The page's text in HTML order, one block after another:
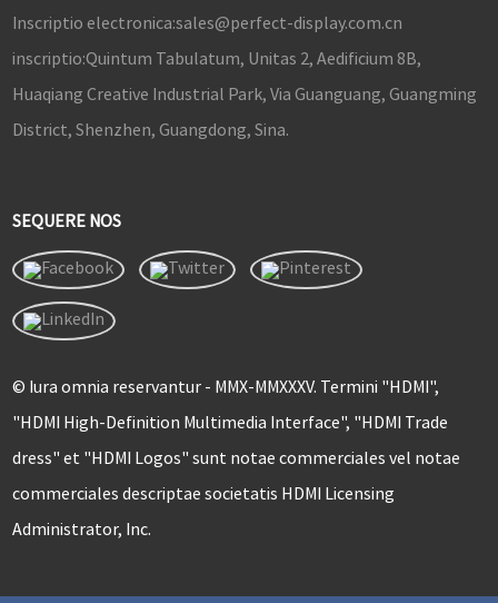
Inscriptio electronica:sales@perfect-display.com.cn
inscriptio:Quintum Tabulatum, Unitas 2, Aedificium 8B,
Huaqiang Creative Industrial Park, Via Guanguang, Guangming
District, Shenzhen, Guangdong, Sina.
SEQUERE NOS
© Iura omnia reservantur - MMX-MMXXXV. Termini "HDMI",
"HDMI High-Definition Multimedia Interface", "HDMI Trade
dress" et "HDMI Logos" sunt notae commerciales vel notae
commerciales descriptae societatis HDMI Licensing
Administrator, Inc.